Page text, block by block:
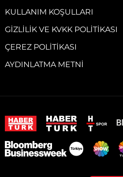
KULLANIM KOŞULLARI
GIZLILIK VE KVKK POLITIKASI
ÇEREZ POLITIKASI
AYDINLATMA METNI